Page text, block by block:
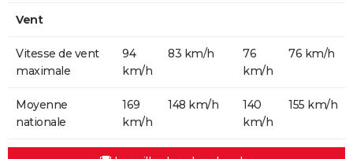
Vent
Vitesse de vent
maximale
94
km/h
83 km/h
76
km/h
76 km/h
Moyenne
nationale
169
km/h
148 km/h
140
km/h
155 km/h